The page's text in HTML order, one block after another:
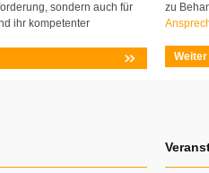
sondern auch für
ihr kompetenter
zu
Weiter